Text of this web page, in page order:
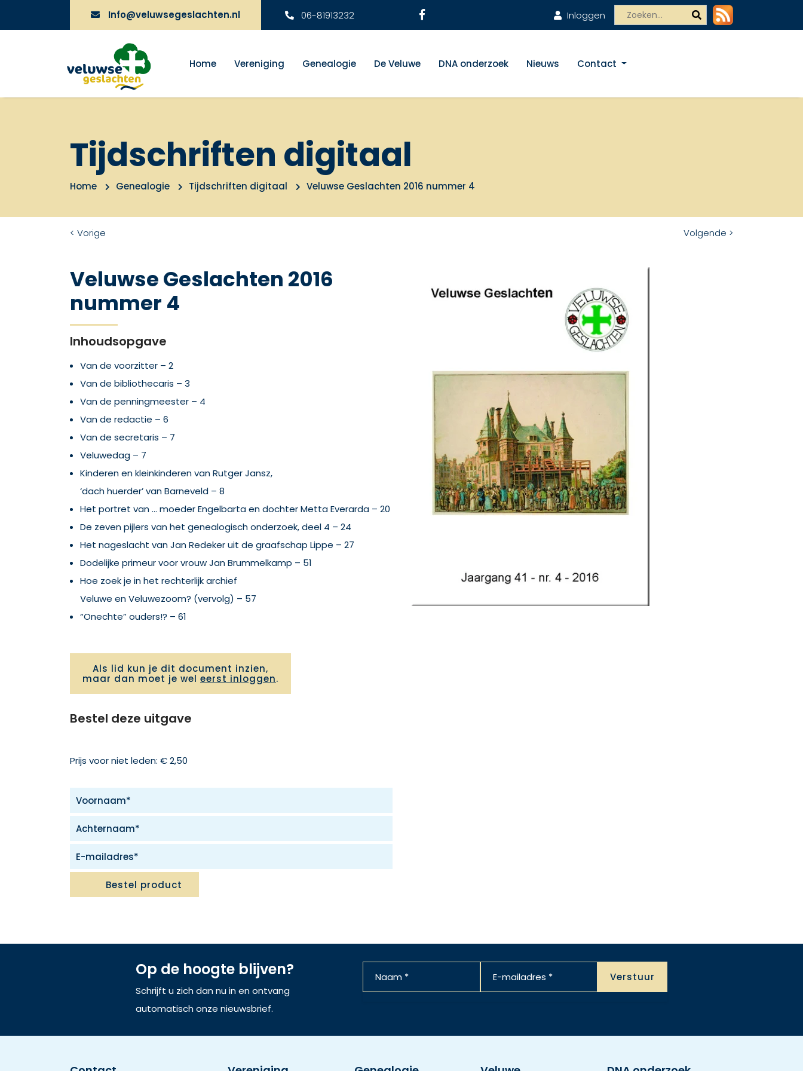
Info@veluwsegeslachten.nl 06-81913232 Inloggen
Home Vereniging Genealogie De Veluwe DNA onderzoek Nieuws Contact
Tijdschriften digitaal
Home Genealogie Tijdschriften digitaal Veluwse Geslachten 2016 nummer 4
< Vorige Volgende >
Veluwse Geslachten 2016
nummer 4
Inhoudsopgave
Van de voorzitter – 2
Van de bibliothecaris – 3
Van de penningmeester – 4
Van de redactie – 6
Van de secretaris – 7
Veluwedag – 7
Kinderen en kleinkinderen van Rutger Jansz,
‘dach huerder’ van Barneveld – 8
Het portret van ... moeder Engelbarta en dochter Metta Everarda – 20
De zeven pijlers van het genealogisch onderzoek, deel 4 – 24
Het nageslacht van Jan Redeker uit de graafschap Lippe – 27
Dodelijke primeur voor vrouw Jan Brummelkamp – 51
Hoe zoek je in het rechterlijk archief
Veluwe en Veluwezoom? (vervolg) – 57
“Onechte” ouders!? – 61
Als lid kun je dit document inzien,
maar dan moet je wel eerst inloggen.
Bestel deze uitgave
Prijs voor niet leden: € 2,50
Bestel product
Op de hoogte blijven?
Schrijft u zich dan nu in en ontvang
automatisch onze nieuwsbrief.